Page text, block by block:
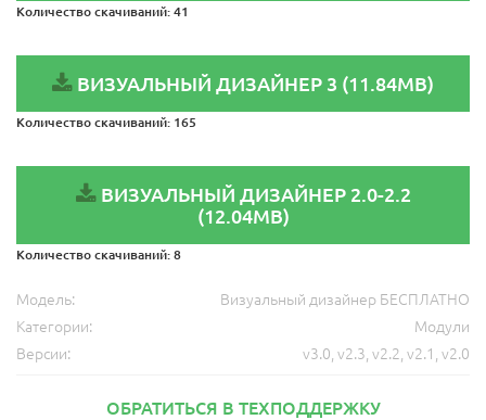
Количество скачиваний:41
ВИЗУАЛЬНЫЙ ДИЗАЙНЕР 3 (11.84MB)
Количество скачиваний: 165
ВИЗУАЛЬНЫЙ ДИЗАЙНЕР 2.0-2.2
(12.04MB)
Количество скачиваний:8
Модель:
Визуальный дизайнер БЕСПЛАТНО
Категории:
Модули
Версии:
v3.0 v2.3 v2.2 v2.1 v2.0
ОБРАТИТЬСЯ В ТЕХПОДДЕРЖКУ